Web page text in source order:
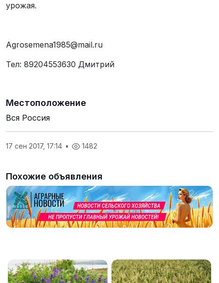
урожая.
Agrosemena1985@mail.ru
Тел: 89204553630 Дмитрий
Местоположение
Вся Россия
17 сен 2017, 17:14 • 1482
Похожие объявления